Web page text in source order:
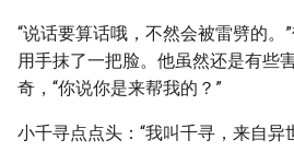
“说话要算话哦，不然会被雷劈的。
用手抹了一把脸。他虽然还是有些
奇，“你说你是来帮我的？”
小千寻点点头：“我叫千寻，来自异